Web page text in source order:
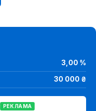
3,00 %
30 000 ₴
РЕКЛАМА